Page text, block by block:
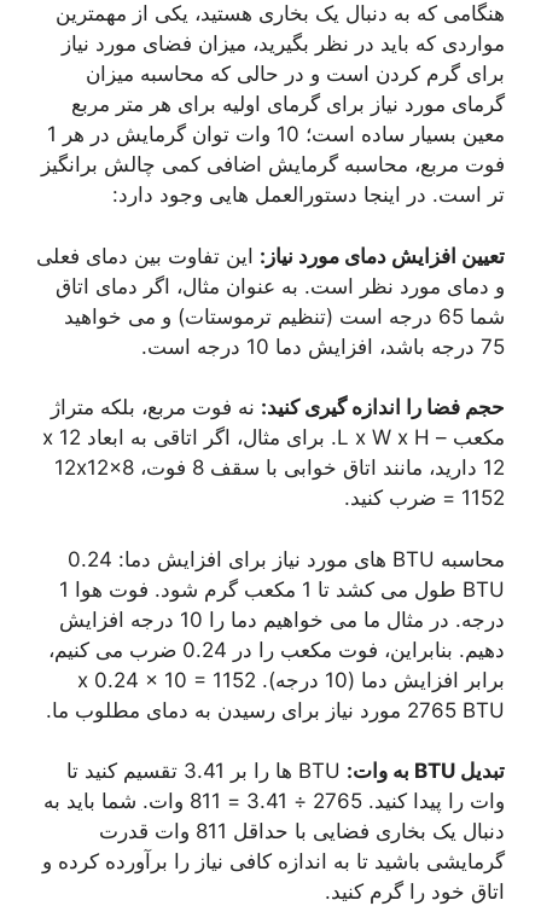
هنگامی که به دنبال یک بخاری هستید، یکی از مهمترین
مواردی که باید در نظر بگیرید، میزان فضای مورد نیاز
برای گرم کردن است و در حالی که محاسبه میزان
گرمای مورد نیاز برای گرمای اولیه برای هر متر مربع
معین بسیار ساده است؛ 10 وات توان گرمایش در هر 1
فوت مربع، محاسبه گرمایش اضافی کمی چالش برانگیز
تر است. در اینجا دستورالعمل هایی وجود دارد:
تعیین افزایش دمای مورد نیاز: این تفاوت بین دمای فعلی
و دمای مورد نظر است. به عنوان مثال، اگر دمای اتاق
شما 65 درجه است (تنظیم ترموستات) و می خواهید
75 درجه باشد، افزایش دما 10 درجه است.
حجم فضا را اندازه گیری کنید: نه فوت مربع، بلکه متراژ
مکعب – L x W x H. برای مثال، اگر اتاقی به ابعاد 12 x
12 دارید، مانند اتاق خوابی با سقف 8 فوت، 12x12x8
= 1152 ضرب کنید.
محاسبه BTU های مورد نیاز برای افزایش دما: 0.24
BTU طول می کشد تا 1 مکعب گرم شود. فوت هوا 1
درجه. در مثال ما می خواهیم دما را 10 درجه افزایش
دهیم. بنابراین، فوت مکعب را در 0.24 ضرب می کنیم،
برابر افزایش دما (10 درجه). 1152 x 0.24 x 10 =
2765 BTU مورد نیاز برای رسیدن به دمای مطلوب ما.
تبدیل BTU به وات:
BTU ها را بر 3.41 تقسیم کنید تا
وات را پیدا کنید. 2765 ÷ 3.41 = 811 وات. شما باید به
دنبال یک بخاری فضایی با حداقل 811 وات قدرت
گرمایشی باشید تا به اندازه کافی نیاز را برآورده کرده و
اتاق خود را گرم کنید.